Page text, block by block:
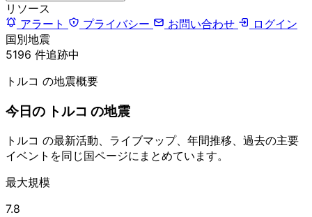
リソース
アラート
プライバシー お問い合わせ
ログイン
国別地震
5196 件追跡中
トルコ の地震概要
今日の トルコ の地震
トルコ の最新活動、ライブマップ、年間推移、過去の主要
イベントを同じ国ページにまとめています。
最大規模
7.8